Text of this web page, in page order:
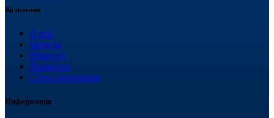
Компания
О нас
Бренды
Новости
Вакансии
Стать партнером
Информация